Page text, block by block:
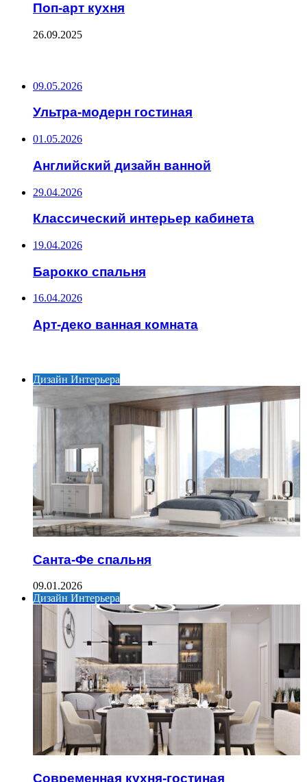
Поп-арт кухня
26.09.2025
09.05.2026
Ультра-модерн гостиная
01.05.2026
Английский дизайн ванной
29.04.2026
Классический интерьер кабинета
19.04.2026
Барокко спальня
16.04.2026
Арт-деко ванная комната
Дизайн Интерьера
Санта-Фе спальня
09.01.2026
Дизайн Интерьера
Современная кухня-гостиная